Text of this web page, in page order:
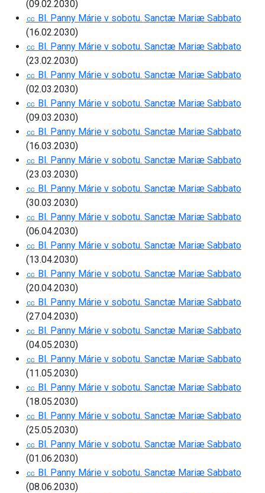
(09.02.2030)
㏄ Bl. Panny Márie v sobotu. Sanctæ Mariæ Sabbato
(16.02.2030)
㏄ Bl. Panny Márie v sobotu. Sanctæ Mariæ Sabbato
(23.02.2030)
㏄ Bl. Panny Márie v sobotu. Sanctæ Mariæ Sabbato
(02.03.2030)
㏄ Bl. Panny Márie v sobotu. Sanctæ Mariæ Sabbato
(09.03.2030)
㏄ Bl. Panny Márie v sobotu. Sanctæ Mariæ Sabbato
(16.03.2030)
㏄ Bl. Panny Márie v sobotu. Sanctæ Mariæ Sabbato
(23.03.2030)
㏄ Bl. Panny Márie v sobotu. Sanctæ Mariæ Sabbato
(30.03.2030)
㏄ Bl. Panny Márie v sobotu. Sanctæ Mariæ Sabbato
(06.04.2030)
㏄ Bl. Panny Márie v sobotu. Sanctæ Mariæ Sabbato
(13.04.2030)
㏄ Bl. Panny Márie v sobotu. Sanctæ Mariæ Sabbato
(20.04.2030)
㏄ Bl. Panny Márie v sobotu. Sanctæ Mariæ Sabbato
(27.04.2030)
㏄ Bl. Panny Márie v sobotu. Sanctæ Mariæ Sabbato
(04.05.2030)
㏄ Bl. Panny Márie v sobotu. Sanctæ Mariæ Sabbato
(11.05.2030)
㏄ Bl. Panny Márie v sobotu. Sanctæ Mariæ Sabbato
(18.05.2030)
㏄ Bl. Panny Márie v sobotu. Sanctæ Mariæ Sabbato
(25.05.2030)
㏄ Bl. Panny Márie v sobotu. Sanctæ Mariæ Sabbato
(01.06.2030)
㏄ Bl. Panny Márie v sobotu. Sanctæ Mariæ Sabbato
(08.06.2030)